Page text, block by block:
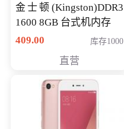
金士顿(Kingston)DDR3
1600 8GB 台式机内存
409.00
库存1000
直营